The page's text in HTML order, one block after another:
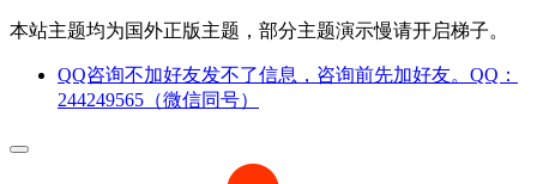
本站主题均为国外正版主题，部分主题演示慢请开启梯子。
QQ咨询不加好友发不了信息，咨询前先加好友。QQ：
244249565（微信同号）